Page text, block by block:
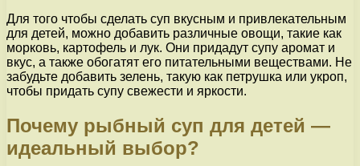
Для того чтобы сделать суп вкусным и привлекательным
для детей, можно добавить различные овощи, такие как
морковь, картофель и лук. Они придадут супу аромат и
вкус, а также обогатят его питательными веществами. Не
забудьте добавить зелень, такую как петрушка или укроп,
чтобы придать супу свежести и яркости.
Почему рыбный суп для детей —
идеальный выбор?